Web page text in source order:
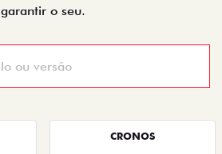
garantir o seu.
CRONOS